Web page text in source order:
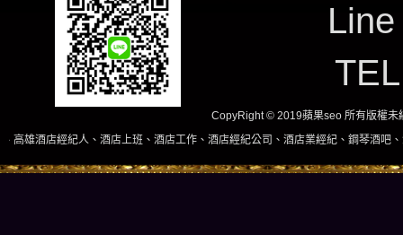
CopyRight © 2019蘋果seo 所有版權未
人、酒店上班、酒店工作、酒店經紀公司、酒店業經紀、鋼琴酒吧、酒店小姐